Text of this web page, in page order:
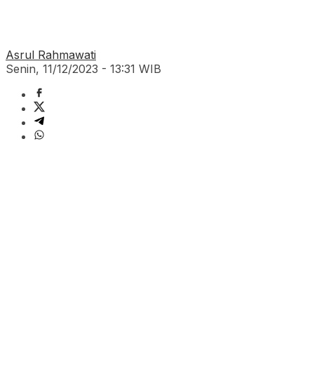
Asrul Rahmawati
Senin, 11/12/2023 - 13:31 WIB